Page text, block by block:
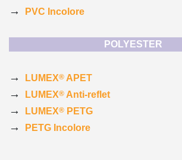
→ PVC Incolore
POLYESTER
→ LUMEX® APET
→ LUMEX® Anti-reflet
→ LUMEX® PETG
→ PETG Incolore